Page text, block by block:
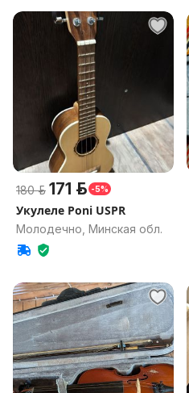
180 р. 171 р. -5%
Укулеле Poni USPR
Молодечно, Минская обл.